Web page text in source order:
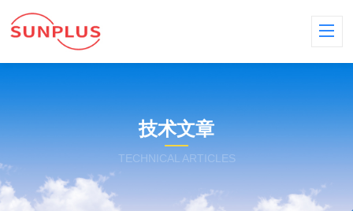
技术文章
TECHNICAL ARTICLES